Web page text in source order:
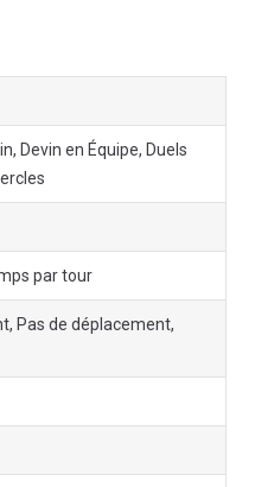
Devin en Équipe, Duels
par tour
Pas de déplacement,